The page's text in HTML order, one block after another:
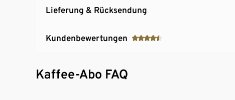
Lieferung & Rücksendung
Kundenbewertungen
Kaffee-Abo FAQ